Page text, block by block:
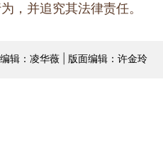
，并追究其法律责任。
辑：凌华薇 | 版面编辑：许金玲